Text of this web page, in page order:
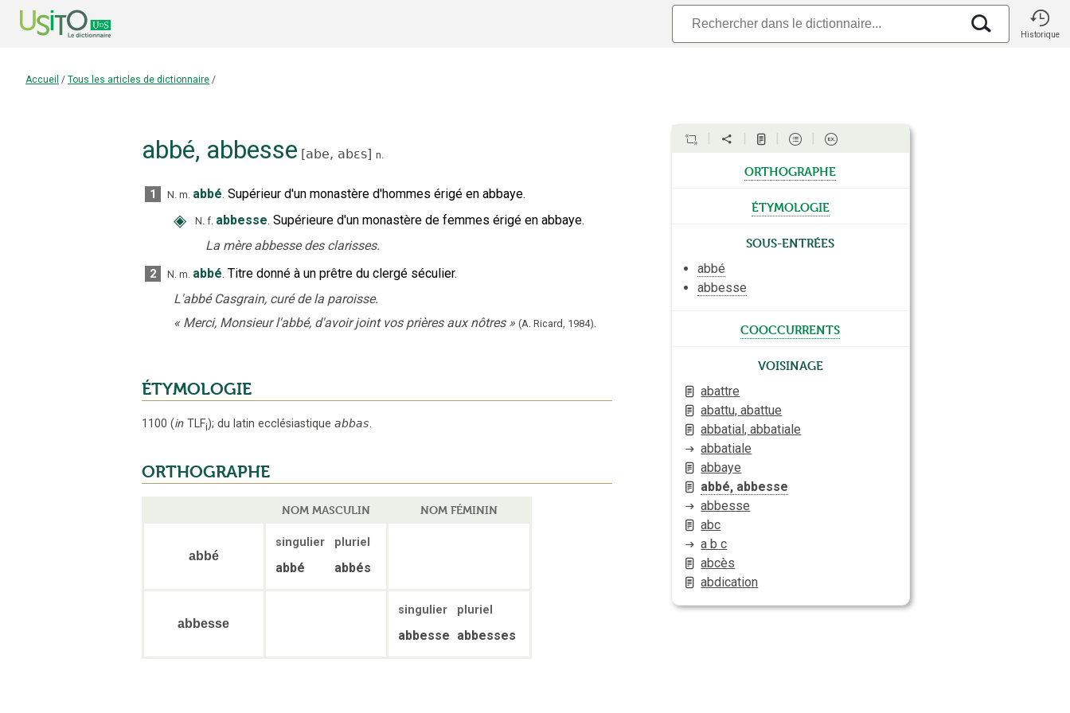
Historique
Accueil / Tous les articles de dictionnaire /
abbé, abbesse [abe, abɛs] n.
1 N. m. abbé. Supérieur d'un monastère d'hommes érigé en abbaye.
◈ N. f. abbesse. Supérieure d'un monastère de femmes érigé en abbaye.
La mère abbesse des clarisses.
2 N. m. abbé. Titre donné à un prêtre du clergé séculier.
L'abbé Casgrain, curé de la paroisse.
« Merci, Monsieur l'abbé, d'avoir joint vos prières aux nôtres » (A. Ricard, 1984).
ÉTYMOLOGIE
1100 (in TLFi); du latin ecclésiastique abbas.
ORTHOGRAPHE
NOM MASCULIN NOM FÉMININ
abbé
singulier pluriel
abbé abbés
abbesse
singulier pluriel
abbesse abbesses
orthographe
étymologie
Sous-entrées
abbé
abbesse
cooccurrents
Voisinage
abattre
abattu, abattue
abbatial, abbatiale
abbatiale
abbaye
abbé, abbesse
abbesse
abc
a b c
abcès
abdication